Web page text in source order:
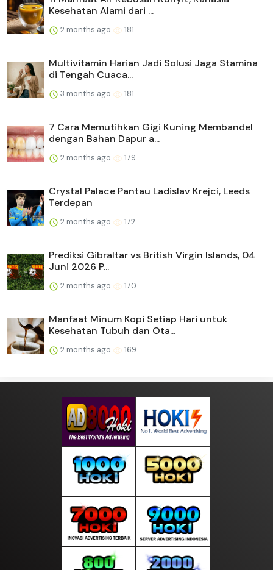
Kesehatan Alami dari ...
2 months ago 181
Multivitamin Harian Jadi Solusi Jaga Stamina
di Tengah Cuaca...
3 months ago 181
7 Cara Memutihkan Gigi Kuning Membandel
dengan Bahan Dapur a...
2 months ago 179
Crystal Palace Pantau Ladislav Krejci, Leeds
Terdepan
2 months ago 172
Prediksi Gibraltar vs British Virgin Islands, 04
Juni 2026 P...
2 months ago 170
Manfaat Minum Kopi Setiap Hari untuk
Kesehatan Tubuh dan Ota...
2 months ago 169